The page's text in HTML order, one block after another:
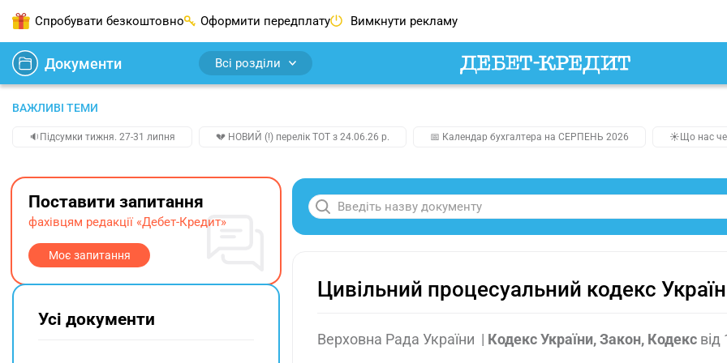
Спробувати безкоштовно Оформити передплату Вимкнути рекламу
Документи Всі розділи
ВАЖЛИВІ ТЕМИ
🔉Підсумки тижня. 27-31 липня 💔 НОВИЙ (!) перелік ТОТ з 24.06.26 р. 📅 Календар бухгалтера на СЕРПЕНЬ 2026 ☀️Що нас
Цивільний процесуальний кодекс
Верховна Рада України | Кодекс України, Закон, Кодекс від
Поставити запитання
фахівцям редакції «Дебет-Кредит»
Моє запитання
Усі документи